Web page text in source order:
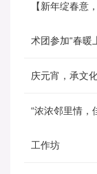
【新年绽春
术团参加“春暖
庆元宵，承文
“浓浓邻里情，
工作坊